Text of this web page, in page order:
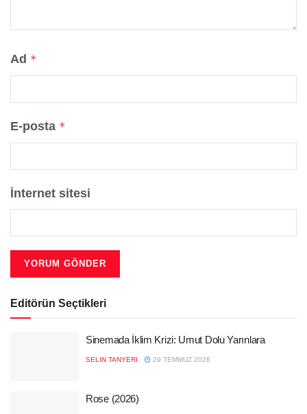
Ad *
E-posta *
İnternet sitesi
Editörün Seçtikleri
Sinemada İklim Krizi: Umut Dolu Yarınlara
SELIN TANYERI 29 TEMMUZ 2026
Rose (2026)